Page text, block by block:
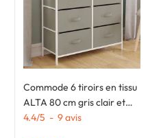
Commode 6 tiroirs en tissu
ALTA 80 cm gris clair et
plateau effet bois design
4.4/5 - 9avis